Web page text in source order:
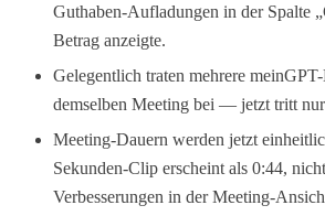
Guthaben-Aufladungen in der Spalte
Betrag anzeigte.
Gelegentlich traten mehrere
demselben Meeting bei — jetzt tritt
Meeting-Dauern werden jetzt
Sekunden-Clip erscheint als 0:44,
Verbesserungen in der Meeting-